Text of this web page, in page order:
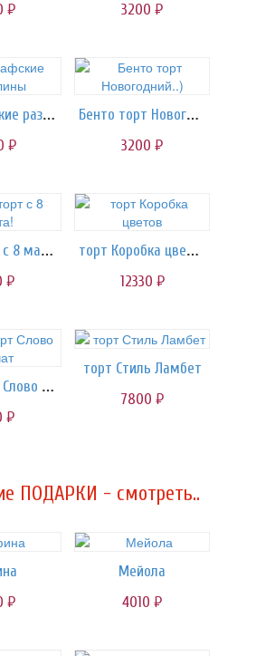
руб. 3200 руб.
торт Графские развалины
руб.
Бенто торт Новогодний..)
3200 руб.
Бенто торт с 8 марта!
руб.
торт Коробка цветов
12330 руб.
Бенто торт Слово девчат
руб.
торт Стиль Ламбет
7800 руб.
ПОДАРКИ - смотреть..
руб.
Мейола
4010 руб.